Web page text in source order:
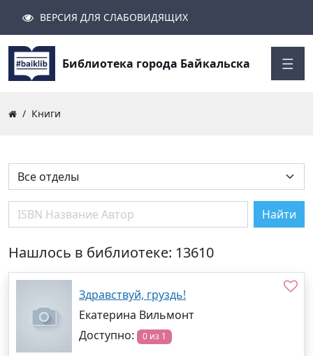
Найти
Нашлось в библиотеке: 13610
Здравствуй, груздь!
Екатерина Вильмонт
Доступно:
0 из 1
Поиск
Найти
ВЕРСИЯ ДЛЯ СЛАБОВИДЯЩИХ
Библиотека города Байкальска
Книги